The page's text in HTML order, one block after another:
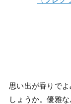
思い出が香りで
しょうか。優雅